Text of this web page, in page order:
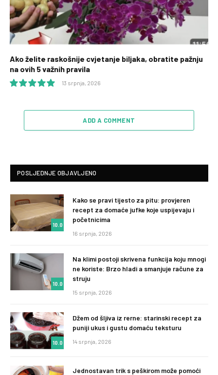
Ako želite raskošnije cvjetanje biljaka, obratite pažnju
na ovih 5 važnih pravila
13 srpnja, 2026
ADD A COMMENT
POSLJEDNJE OBJAVLJENO
10.0
Kako se pravi tijesto za pitu: provjeren
recept za domaće jufke koje uspijevaju i
početnicima
16 srpnja, 2026
10.0
Na klimi postoji skrivena funkcija koju mnogi
ne koriste: Brzo hladi a smanjuje račune za
struju
15 srpnja, 2026
10.0
Džem od šljiva iz rerne: starinski recept za
puniji ukus i gustu domaću teksturu
14 srpnja, 2026
Jednostavan trik s peškirom može pomoći